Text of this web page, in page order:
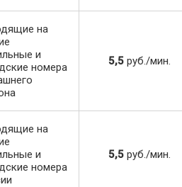
на
и
номера
5,5 руб./мин.
на
и
номера
5,5руб./мин.